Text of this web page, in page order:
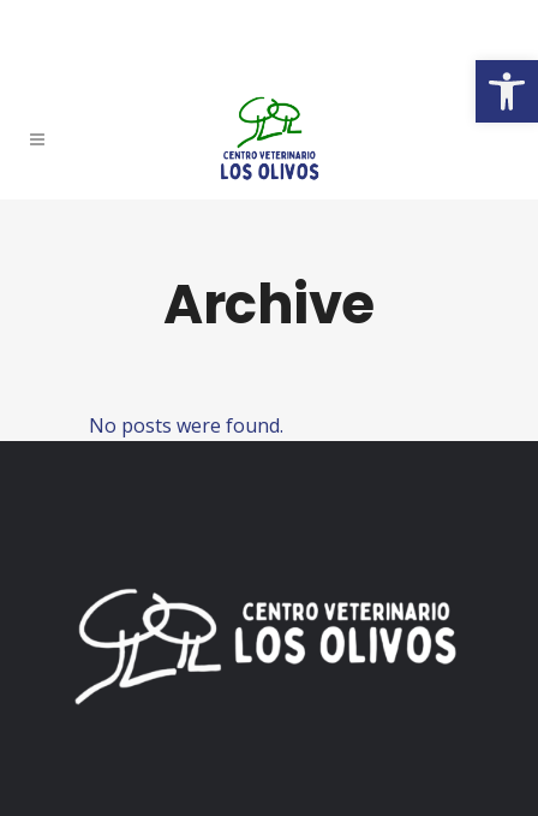
Abrir
Archive
No posts were found.